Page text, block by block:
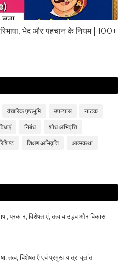
भेद और पहचान के नियम | 100+
वैचारिक पृष्ठभूमि उपन्‍यास नाटक
निबंध शोध अभिवृत्ति
शिक्षण अभिवृत्ति आत्मकथा
प्रकार, विशेषताएं, तत्‍व व उद्भव और विकास
तत्‍व, विशेषताऍं एवं प्रमुख यात्रा वृतांत